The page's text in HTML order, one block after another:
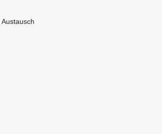
Austausch